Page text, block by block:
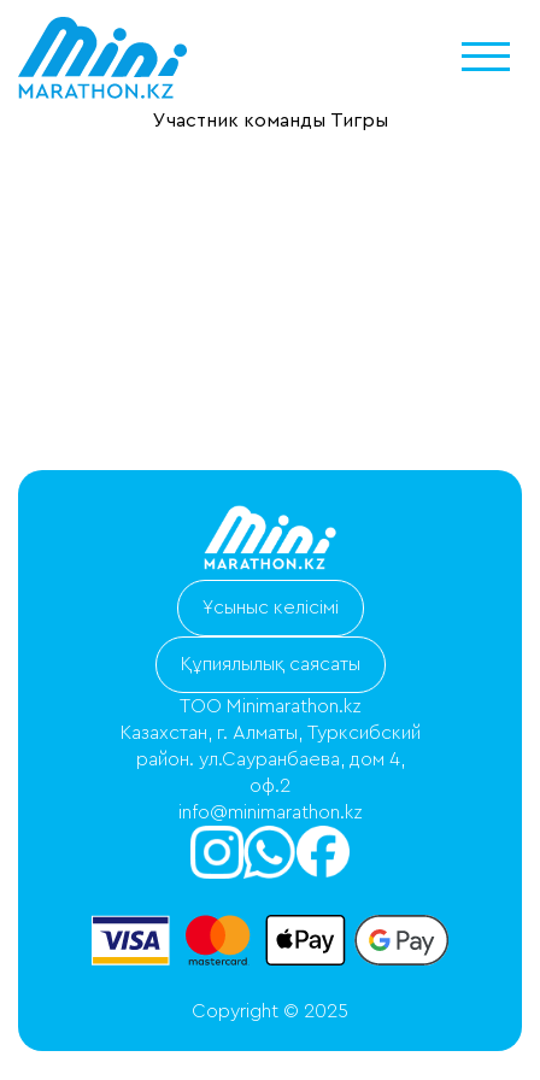
Участник команды Тигры
Ұсыныс келісімі
Құпиялылық саясаты
ТОО Minimarathon.kz
Казахстан, г. Алматы, Турксибский
район. ул.Сауранбаева, дом 4,
оф.2
info@minimarathon.kz
Copyright © 2025